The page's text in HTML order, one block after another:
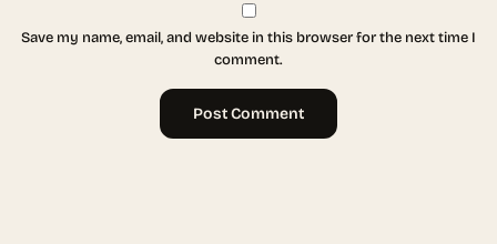
Save my name, email, and website in this browser for the next time I
comment.